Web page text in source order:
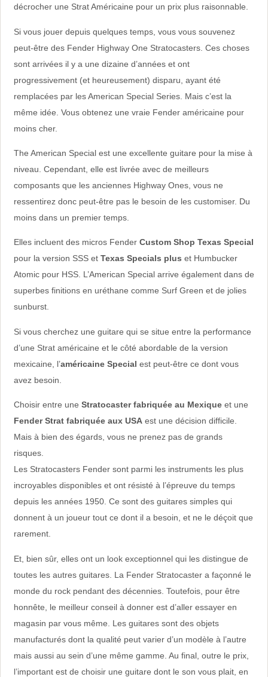
décrocher une Strat Américaine pour un prix plus raisonnable.
Si vous jouer depuis quelques temps, vous vous souvenez
peut-être des Fender Highway One Stratocasters. Ces choses
sont arrivées il y a une dizaine d’années et ont
progressivement (et heureusement) disparu, ayant été
remplacées par les American Special Series. Mais c’est la
même idée. Vous obtenez une vraie Fender américaine pour
moins cher.
The American Special est une excellente guitare pour la mise à
niveau. Cependant, elle est livrée avec de meilleurs
composants que les anciennes Highway Ones, vous ne
ressentirez donc peut-être pas le besoin de les customiser. Du
moins dans un premier temps.
Elles incluent des micros Fender Custom Shop Texas Special
pour la version SSS et Texas Specials plus et Humbucker
Atomic pour HSS. L’American Special arrive également dans de
superbes finitions en uréthane comme Surf Green et de jolies
sunburst.
Si vous cherchez une guitare qui se situe entre la performance
d’une Strat américaine et le côté abordable de la version
mexicaine, l’américaine Special est peut-être ce dont vous
avez besoin.
Choisir entre une Stratocaster fabriquée au Mexiqueet une
Fender Strat fabriquée aux USAest une décision difficile.
Mais à bien des égards, vous ne prenez pas de grands
risques.
Les Stratocasters Fender sont parmi les instruments les plus
incroyables disponibles et ont résisté à l’épreuve du temps
depuis les années 1950. Ce sont des guitares simples qui
donnent à un joueur tout ce dont il a besoin, et ne le déçoit que
rarement.
Et, bien sûr, elles ont un look exceptionnel qui les distingue de
toutes les autres guitares. La Fender Stratocaster a façonné le
monde du rock pendant des décennies. Toutefois, pour être
honnête, le meilleur conseil à donner est d’aller essayer en
magasin par vous même. Les guitares sont des objets
manufacturés dont la qualité peut varier d’un modèle à l’autre
mais aussi au sein d’une même gamme. Au final, outre le prix,
l’important est de choisir une guitare dont le son vous plait, en